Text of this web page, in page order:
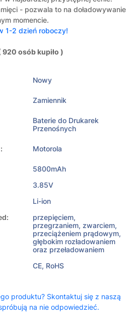
- pozwala to na doładowywanie
momencie.
1-2 dzień roboczy!
920 osób kupiło )
Nowy
Zamiennik
Baterie do Drukarek
Przenośnych
Motorola
5800mAh
3.85V
Li-ion
przepięciem,
przegrzaniem, zwarciem,
przeciążeniem prądowym,
głębokim rozładowaniem
oraz przeładowaniem
CE, RoHS
produktu? Skontaktuj się z naszą
na nie odpowiedzieć.